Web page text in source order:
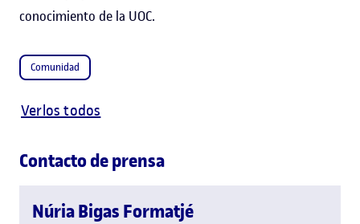
conocimiento de la UOC.
Comunidad
Verlos todos
Contacto de prensa
Núria Bigas Formatjé